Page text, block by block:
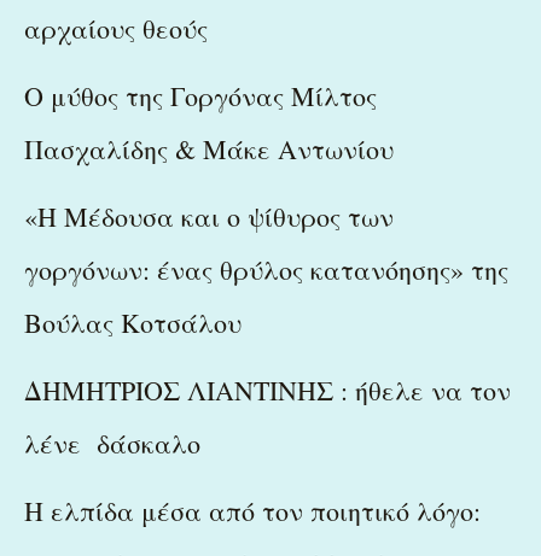
αρχαίους θεούς
Ο μύθος της Γοργόνας Μίλτος
Πασχαλίδης & Μάκε Αντωνίου
«Η Μέδουσα και ο ψίθυρος των
γοργόνων: ένας θρύλος κατανόησης» της
Βούλας Κοτσάλου
ΔΗΜΗΤΡΙΟΣ ΛΙΑΝΤΙΝΗΣ : ήθελε να τον
λένε δάσκαλο
Η ελπίδα μέσα από τον ποιητικό λόγο: